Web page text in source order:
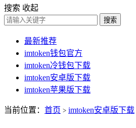
搜索 收起
搜索
最新推荐
imtoken钱包官方
imtoken冷钱包下载
imtoken安卓版下载
imtoken苹果版下载
当前位置： 首页 > imtoken安卓版下载